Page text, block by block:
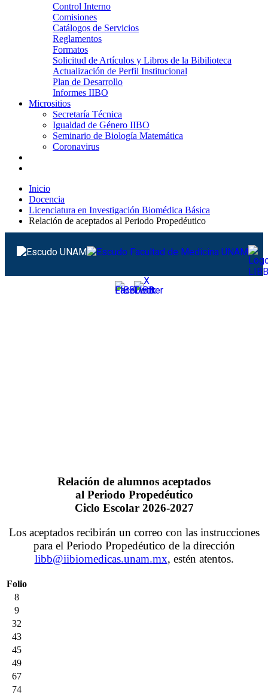
Control Interno
Comisiones
Catálogos de Servicios
Reglamentos
Formatos
Solicitud de Artículos y Libros de la Bibilioteca
Actualización de Perfil Institucional
Plan de Desarrollo
Informes IIBO
Micrositios
Secretaría Técnica
Igualdad de Género IIBO
Seminario de Biología Matemática
Coronavirus
Inicio
Docencia
Licenciatura en Investigación Biomédica Básica
Relación de aceptados al Periodo Propedéutico
Relación de alumnos aceptados
al Periodo Propedéutico
Ciclo Escolar 2026-2027
Los aceptados recibirán un correo con las instrucciones
para el Periodo Propedéutico de la dirección
libb@iibiomedicas.unam.mx, estén atentos.
Folio
8
9
32
43
45
49
67
74